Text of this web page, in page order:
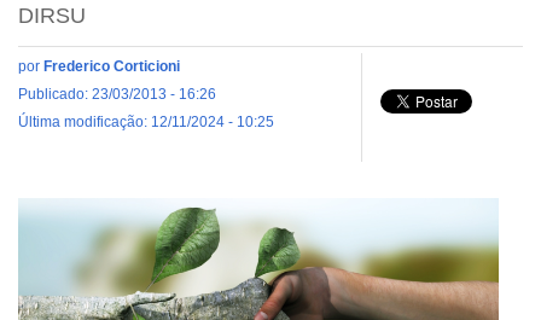
DIRSU
por Frederico Corticioni
Publicado: 23/03/2013 - 16:26
Última modificação: 12/11/2024 - 10:25